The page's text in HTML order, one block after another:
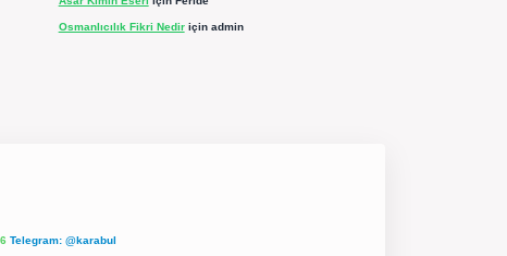
Osmanlıcılık Fikri Nediriçin admin
Telegram: @karabul